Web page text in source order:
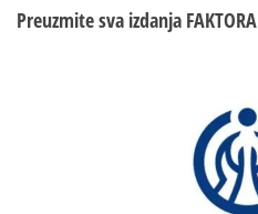
Preuzmite sva izdanja FAKTORA